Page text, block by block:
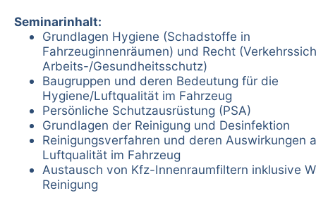
Seminarinhalt:
Grundlagen Hygiene (Schadstoffe in
Fahrzeuginnenräumen) und Recht
Arbeits-/Gesundheitsschutz)
Baugruppen und deren Bedeutung für die
Hygiene/Luftqualität im Fahrzeug
Persönliche Schutzausrüstung (PSA)
Grundlagen der Reinigung und Desinfektion
Reinigungsverfahren und deren Auswirkungen
Luftqualität im Fahrzeug
Austausch von Kfz-Innenraumfiltern inklusive
Reinigung